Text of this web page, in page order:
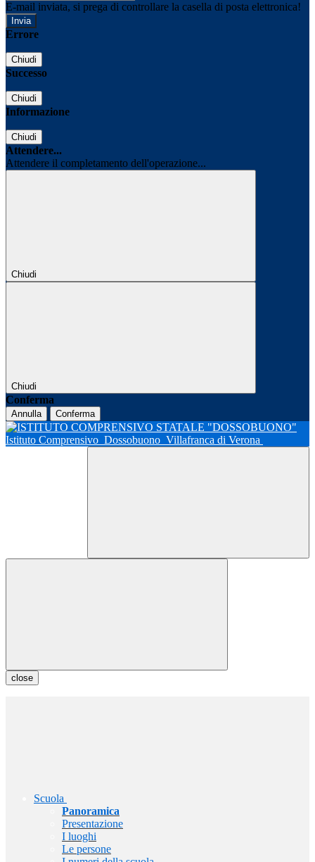
E-mail inviata, si prega di controllare la casella di posta elettronica!
Errore
Chiudi
Successo
Chiudi
Informazione
Chiudi
Attendere...
Attendere il completamento dell'operazione...
Chiudi
Chiudi
Conferma
Annulla Conferma
Istituto Comprensivo Dossobuono Villafranca di Verona
close
Scuola
Panoramica
Presentazione
I luoghi
Le persone